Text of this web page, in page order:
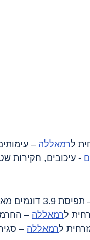
לרמאללה –
- עיכובים, חקירות
3.9 דונמים מאדמות העיירה, סמוך לכניסה לאתר שא-נור.
לרמאללה –
לרמאללה –